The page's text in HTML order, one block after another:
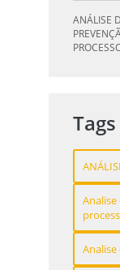
ANÁLISE
SUCESSO
O QUE
Tags